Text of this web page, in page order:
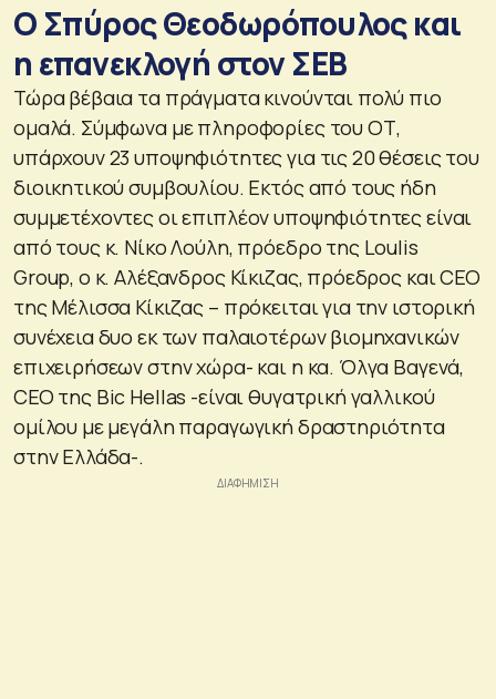
Ο Σπύρος Θεοδωρόπουλος και
η επανεκλογή στον ΣΕΒ
Τώρα βέβαια τα πράγματα κινούνται πολύ πιο
ομαλά. Σύμφωνα με πληροφορίες του ΟΤ,
υπάρχουν 23 υποψηφιότητες για τις 20 θέσεις του
διοικητικού συμβουλίου. Εκτός από τους ήδη
συμμετέχοντες οι επιπλέον υποψηφιότητες είναι
από τους κ. Νίκο Λούλη, πρόεδρο της Loulis
Group, ο κ. Αλέξανδρος Κίκιζας, πρόεδρος και CEO
της Μέλισσα Κίκιζας – πρόκειται για την ιστορική
συνέχεια δυο εκ των παλαιοτέρων βιομηχανικών
επιχειρήσεων στην χώρα- και η κα. Όλγα Βαγενά,
CEO της Bic Hellas -είναι θυγατρική γαλλικού
ομίλου με μεγάλη παραγωγική δραστηριότητα
στην Ελλάδα-.